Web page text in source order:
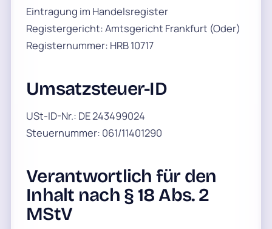
Eintragung im Handelsregister
Registergericht: Amtsgericht Frankfurt (Oder)
Registernummer: HRB 10717
Umsatzsteuer-ID
USt-ID-Nr.: DE 243499024
Steuernummer: 061/11401290
Verantwortlich für den
Inhalt nach § 18 Abs. 2
MStV